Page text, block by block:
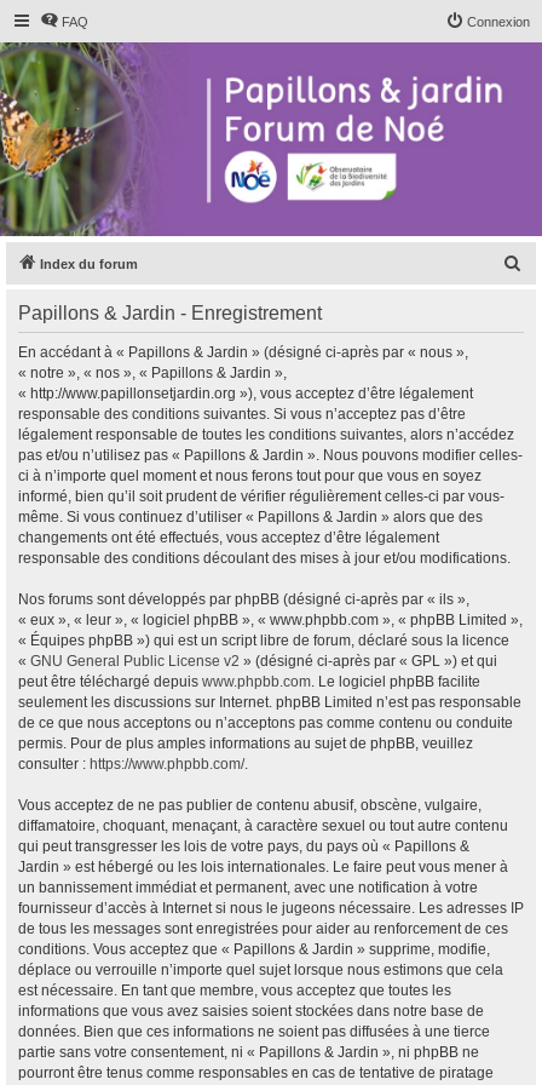
FAQ Connexion
Index du forum
Papillons & Jardin - Enregistrement
En accédant à « Papillons & Jardin » (désigné ci-après par « nous »,
« notre », « nos », « Papillons & Jardin »,
« http://www.papillonsetjardin.org »), vous acceptez d’être légalement
responsable des conditions suivantes. Si vous n’acceptez pas d’être
légalement responsable de toutes les conditions suivantes, alors n’accédez
pas et/ou n’utilisez pas « Papillons & Jardin ». Nous pouvons modifier celles-
ci à n’importe quel moment et nous ferons tout pour que vous en soyez
informé, bien qu’il soit prudent de vérifier régulièrement celles-ci par vous-
même. Si vous continuez d’utiliser « Papillons & Jardin » alors que des
changements ont été effectués, vous acceptez d’être légalement
responsable des conditions découlant des mises à jour et/ou modifications.
Nos forums sont développés par phpBB (désigné ci-après par « ils »,
« eux », « leur », « logiciel phpBB », « www.phpbb.com », « phpBB Limited »,
« Équipes phpBB ») qui est un script libre de forum, déclaré sous la licence
« GNU General Public License v2 » (désigné ci-après par « GPL ») et qui
peut être téléchargé depuis www.phpbb.com. Le logiciel phpBB facilite
seulement les discussions sur Internet. phpBB Limited n’est pas responsable
de ce que nous acceptons ou n’acceptons pas comme contenu ou conduite
permis. Pour de plus amples informations au sujet de phpBB, veuillez
consulter : https://www.phpbb.com/.
Vous acceptez de ne pas publier de contenu abusif, obscène, vulgaire,
diffamatoire, choquant, menaçant, à caractère sexuel ou tout autre contenu
qui peut transgresser les lois de votre pays, du pays où « Papillons &
Jardin » est hébergé ou les lois internationales. Le faire peut vous mener à
un bannissement immédiat et permanent, avec une notification à votre
fournisseur d’accès à Internet si nous le jugeons nécessaire. Les adresses IP
de tous les messages sont enregistrées pour aider au renforcement de ces
conditions. Vous acceptez que « Papillons & Jardin » supprime, modifie,
déplace ou verrouille n’importe quel sujet lorsque nous estimons que cela
est nécessaire. En tant que membre, vous acceptez que toutes les
informations que vous avez saisies soient stockées dans notre base de
données. Bien que ces informations ne soient pas diffusées à une tierce
partie sans votre consentement, ni « Papillons & Jardin », ni phpBB ne
pourront être tenus comme responsables en cas de tentative de piratage